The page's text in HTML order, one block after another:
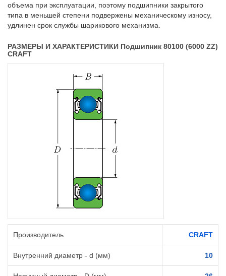
объема при эксплуатации, поэтому подшипники закрытого
типа в меньшей степени подвержены механическому износу,
удлинен срок службы шарикового механизма.
РАЗМЕРЫ И ХАРАКТЕРИСТИКИ Подшипник 80100 (6000 ZZ)
CRAFT
Производитель CRAFT
Внутренний диаметр - d (мм) 10